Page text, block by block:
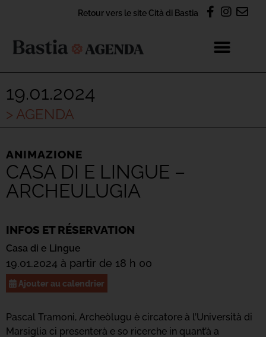
Retour vers le site Cità di Bastia
19.01.2024
> AGENDA
ANIMAZIONE
CASA DI E LINGUE –
ARCHEULUGIA
INFOS ET RÉSERVATION
Casa di e Lingue
19.01.2024 à partir de 18 h 00
Ajouter au calendrier
Pascal Tramoni, Archeòlugu è circatore à l’Università di
Marsiglia ci presenterà e so ricerche in quant’à a